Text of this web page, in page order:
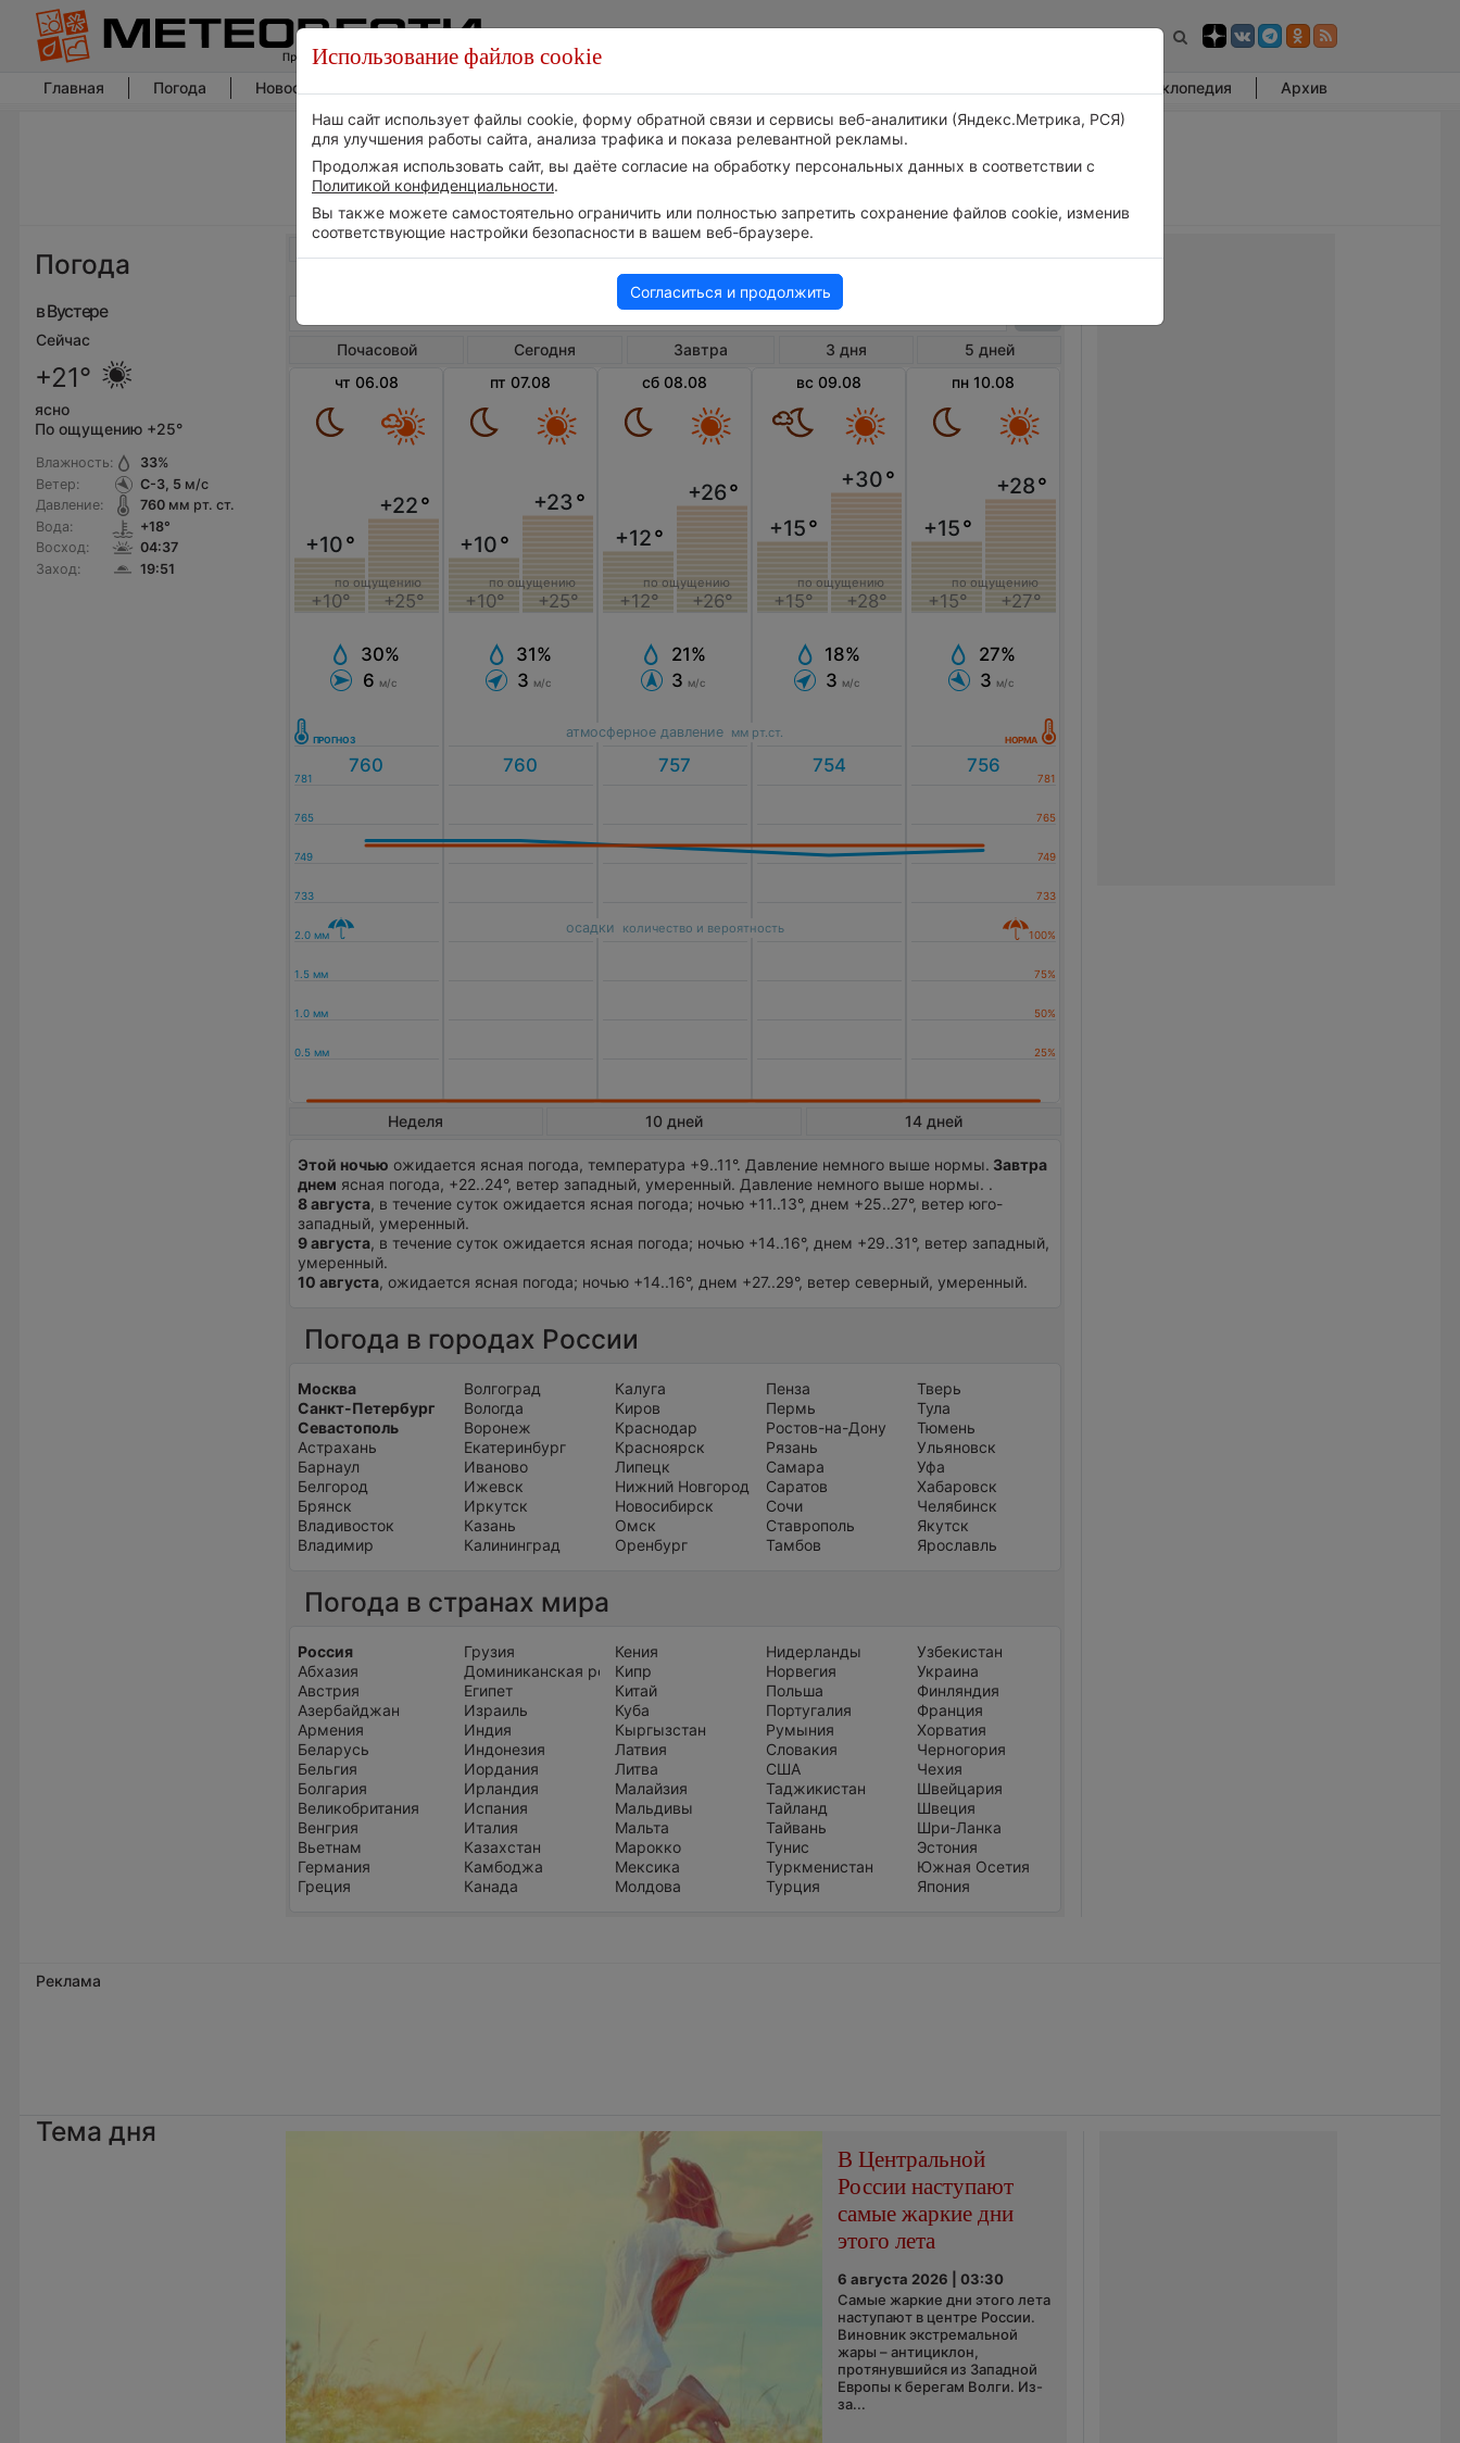
Главная Погода Новости погоды Энциклопедия Архив
Погода
в Вустере
Сейчас
+21°
ясно
По ощущению +25°
Влажность:
Ветер:
Давление:
Вода:
Восход:
Заход:
33%
С-З, 5 м/с
760мм рт. ст.
+18°
04:37
19:51
Погода в Вустере
Почасовой Сегодня Завтра 3 дня
5 дней
чт 06.08
+10°
+10°
+22°
+25°
по ощущению
30%
6 м/с
пт 07.08
+10°
+10°
+23°
+25°
по ощущению
31%
3 м/с
сб 08.08
+12°
+12°
+26°
+26°
по ощущению
21%
3 м/с
вс 09.08
+15°
+15°
+30°
+28°
по ощущению
18%
3 м/с
пн 10.08
+15°
+15°
+28°
+27°
по ощущению
27%
3 м/с
атмосферное давление мм рт.ст.
осадки количество и вероятность
Неделя 10 дней 14 дней
Этой ночью ожидается ясная погода, температура +9..11°. Давление немного выше нормы. Завтра
днем ясная погода, +22..24°, ветер западный, умеренный. Давление немного выше нормы. .
8 августа, в течение суток ожидается ясная погода; ночью +11..13°, днем +25..27°, ветер юго-
западный, умеренный.
9 августа, в течение суток ожидается ясная погода; ночью +14..16°, днем +29..31°, ветер западный,
умеренный.
10 августа, ожидается ясная погода; ночью +14..16°, днем +27..29°, ветер северный, умеренный.
Погода в городах России
Москва
Санкт-Петербург
Севастополь
Астрахань
Барнаул
Белгород
Брянск
Владивосток
Владимир
Волгоград
Вологда
Воронеж
Екатеринбург
Иваново
Ижевск
Иркутск
Казань
Калининград
Калуга
Киров
Краснодар
Красноярск
Липецк
Нижний Новгород
Новосибирск
Омск
Оренбург
Пенза
Пермь
Ростов-на-Дону
Рязань
Самара
Саратов
Сочи
Ставрополь
Тамбов
Тверь
Тула
Тюмень
Ульяновск
Уфа
Хабаровск
Челябинск
Якутск
Ярославль
Погода в странах мира
Россия
Абхазия
Австрия
Азербайджан
Армения
Беларусь
Бельгия
Болгария
Великобритания
Венгрия
Вьетнам
Германия
Греция
Грузия
Доминиканская республика
Египет
Израиль
Индия
Индонезия
Иордания
Ирландия
Испания
Италия
Казахстан
Камбоджа
Канада
Кения
Кипр
Китай
Куба
Кыргызстан
Латвия
Литва
Малайзия
Мальдивы
Мальта
Марокко
Мексика
Молдова
Нидерланды
Норвегия
Польша
Португалия
Румыния
Словакия
США
Таджикистан
Тайланд
Тайвань
Тунис
Туркменистан
Турция
Узбекистан
Украина
Финляндия
Франция
Хорватия
Черногория
Чехия
Швейцария
Швеция
Шри-Ланка
Эстония
Южная Осетия
Япония
Реклама
Тема дня
В Центральной
России наступают
самые жаркие дни
этого лета
6 августа 2026 | 03:30
Самые жаркие дни этого лета
наступают в центре России.
Виновник экстремальной
жары – антициклон,
протянувшийся из Западной
Европы к берегам Волги. Из-
за...
Использование файлов cookie
Наш сайт использует файлы cookie, форму обратной связи и сервисы веб-аналитики (Яндекс.Метрика, РСЯ)
для улучшения работы сайта, анализа трафика и показа релевантной рекламы.
Продолжая использовать сайт, вы даёте согласие на обработку персональных данных в соответствии с
Политикой конфиденциальности.
Вы также можете самостоятельно ограничить или полностью запретить сохранение файлов cookie, изменив
соответствующие настройки безопасности в вашем веб-браузере.
Согласиться и продолжить